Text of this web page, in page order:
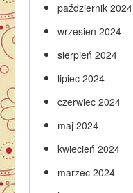
październik 2024
wrzesień 2024
sierpień 2024
lipiec 2024
czerwiec 2024
maj 2024
kwiecień 2024
marzec 2024